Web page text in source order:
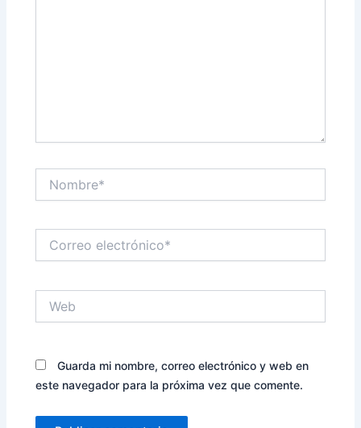
electrónico*
Guarda mi nombre, correo electrónico y web en
este navegador para la próxima vez que comente.